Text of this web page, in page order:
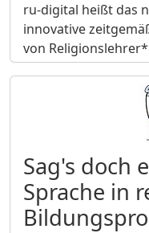
ru-digital heißt das
innovative
von
Sag's doch
Sprache in